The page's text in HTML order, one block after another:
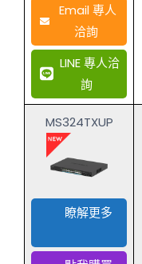
Email 專人
洽詢
LINE 專人洽
詢
MS324TXUP
瞭解更多